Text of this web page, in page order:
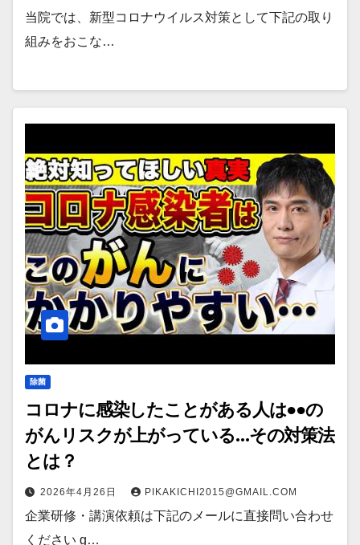
当院では、新型コロナウイルス対策として下記の取り
組みをおこな…
除菌
コロナに感染したことがある人は●●の
がんリスクが上がっている…その対策法
とは？
2026年4月26日 PIKAKICHI2015@GMAIL.COM
企業研修・講演依頼は下記のメールに直接問い合わせ
ください g…